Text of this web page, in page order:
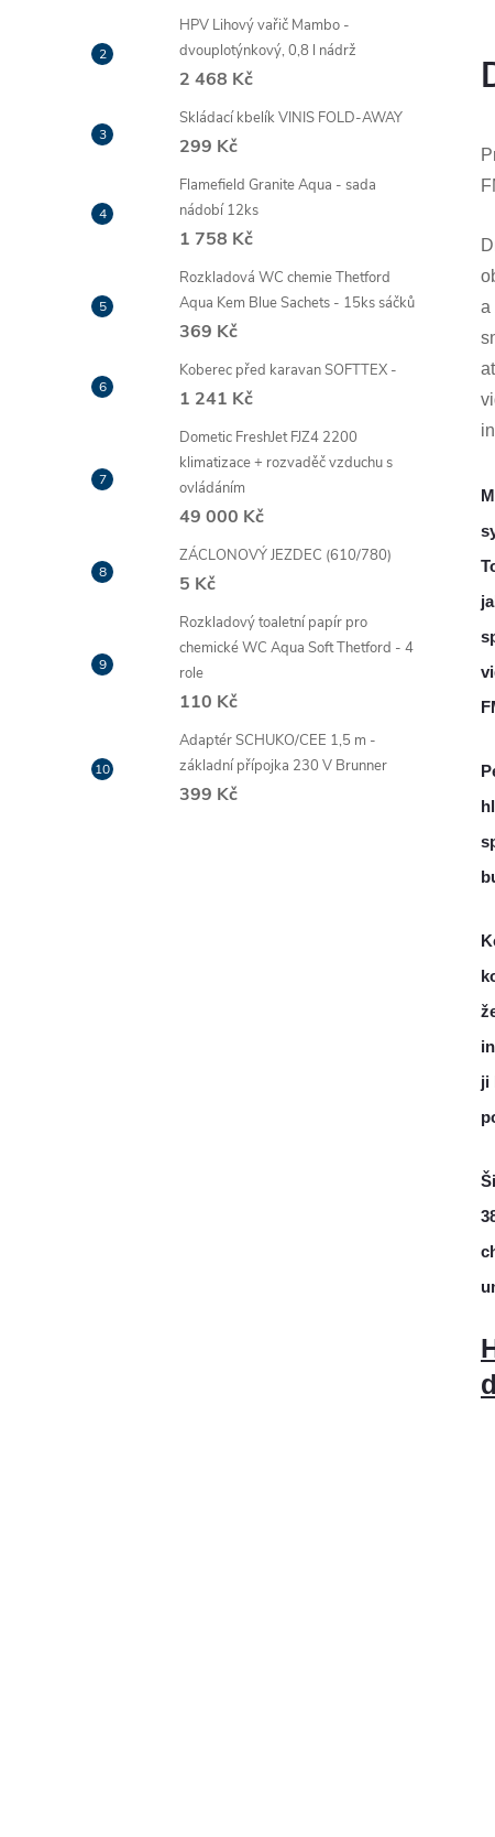
HPV Lihový vařič Mambo -
dvouplotýnkový, 0,8 l nádrž
2 468 Kč
Skládací kbelík VINIS FOLD-AWAY
299 Kč
Flamefield Granite Aqua - sada
nádobí 12ks
1 758 Kč
Rozkladová WC chemie Thetford
Aqua Kem Blue Sachets - 15ks sáčků
369 Kč
Koberec před karavan SOFTTEX -
1 241 Kč
Dometic FreshJet FJZ4 2200
klimatizace + rozvaděč vzduchu s
ovládáním
49 000 Kč
ZÁCLONOVÝ JEZDEC (610/780)
5 Kč
Rozkladový toaletní papír pro
chemické WC Aqua Soft Thetford - 4
role
110 Kč
Adaptér SCHUKO/CEE 1,5 m -
základní přípojka 230 V Brunner
399 Kč
a
ji